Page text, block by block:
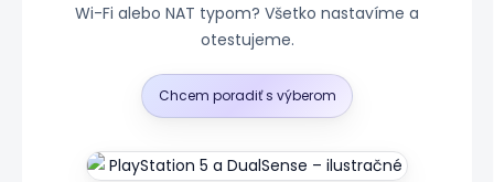
Wi-Fi alebo NAT typom? Všetko nastavíme a
otestujeme.
Chcem poradiť s výberom